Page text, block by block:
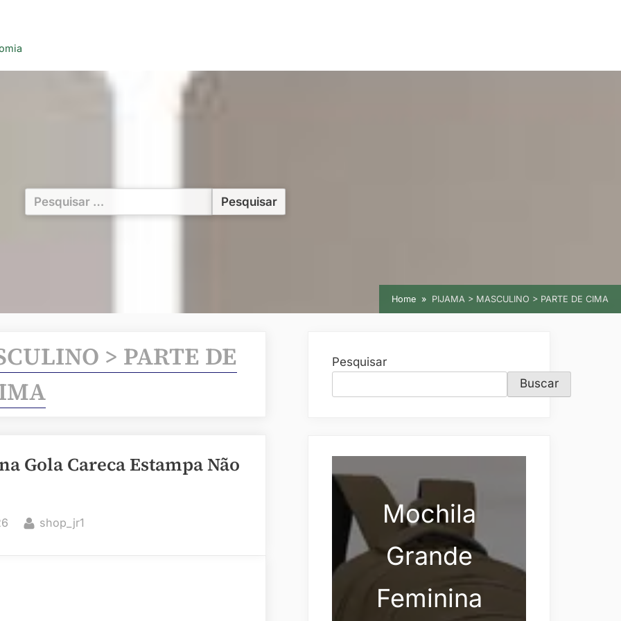
Pesquisar
por:
Home PIJAMA > MASCULINO > PARTE DE CIMA
> PARTE DE
Gola Careca Estampa Não
By
shop_jr1
Pesquisar
Buscar
Mochila
Grande
Feminina